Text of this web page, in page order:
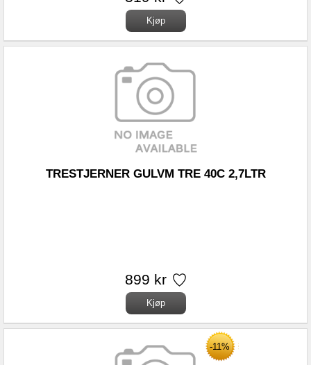
TRESTJERNER GULVM TRE 40C 2,7LTR
899 kr
-11%